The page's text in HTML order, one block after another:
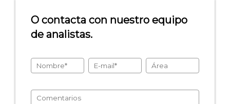
O contacta con nuestro equipo
de analistas.